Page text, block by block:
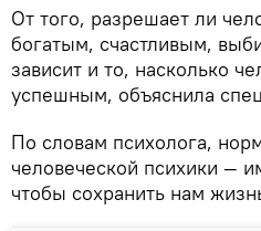
От того, разрешает ли
богатым, счастливым,
зависит и то, насколько
успешным, объяснила
По словам психолога,
человеческой психики —
чтобы сохранить нам